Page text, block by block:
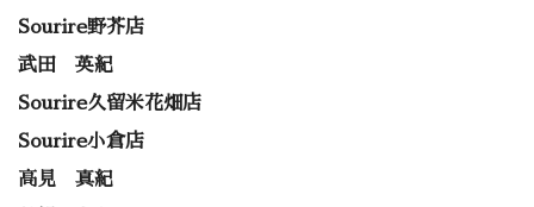
Sourire野芥店
武田 英紀
Sourire久留米花畑店
Sourire小倉店
高見 真紀